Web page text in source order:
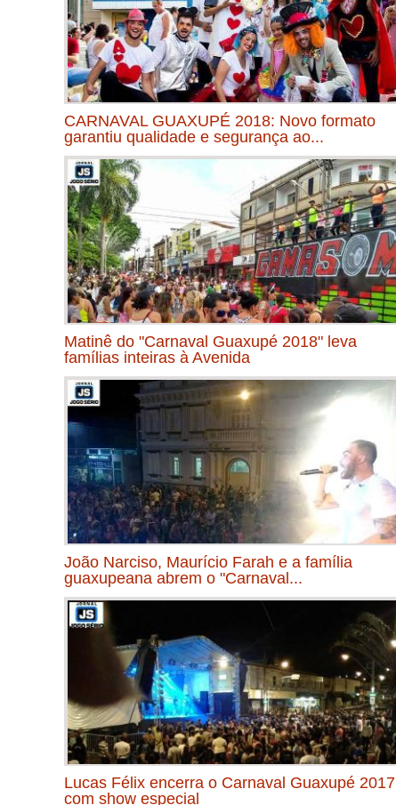
CARNAVAL GUAXUPÉ 2018: Novo formato
garantiu qualidade e segurança ao...
Matinê do "Carnaval Guaxupé 2018" leva
famílias inteiras à Avenida
João Narciso, Maurício Farah e a família
guaxupeana abrem o "Carnaval...
Lucas Félix encerra o Carnaval Guaxupé 2017
com show especial